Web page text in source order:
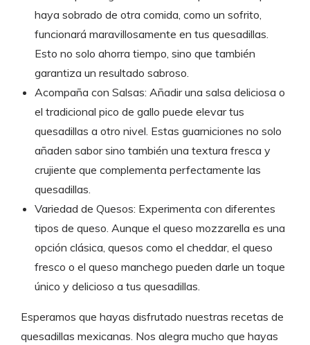
haya sobrado de otra comida, como un sofrito,
funcionará maravillosamente en tus quesadillas.
Esto no solo ahorra tiempo, sino que también
garantiza un resultado sabroso.
Acompaña con Salsas: Añadir una salsa deliciosa o
el tradicional pico de gallo puede elevar tus
quesadillas a otro nivel. Estas guarniciones no solo
añaden sabor sino también una textura fresca y
crujiente que complementa perfectamente las
quesadillas.
Variedad de Quesos: Experimenta con diferentes
tipos de queso. Aunque el queso mozzarella es una
opción clásica, quesos como el cheddar, el queso
fresco o el queso manchego pueden darle un toque
único y delicioso a tus quesadillas.
Esperamos que hayas disfrutado nuestras recetas de
quesadillas mexicanas. Nos alegra mucho que hayas